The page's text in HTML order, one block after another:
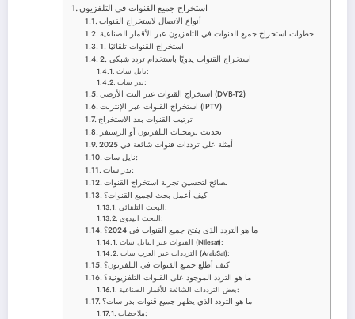
استخراج جميع القنوات في التلفزيون
أنواع الاتصال لاستخراج القنوات
خطوات استخراج جميع القنوات في التلفزيون عبر الأقمار الصناعية
1. استخراج القنوات تلقائيًا
2. استخراج القنوات يدويًا باستخدام تردد شبكي
نايل سات:
بدر سات:
استخراج القنوات عبر البث الأرضي (DVB-T2)
استخراج القنوات عبر الإنترنت (IPTV)
ترتيب القنوات بعد الاستخراج
تحديث برمجيات التلفزيون أو الرسيفر
أمثلة على ترددات قنوات شائعة في 2025
نايل سات:
بدر سات:
نصائح لتحسين تجربة استخراج القنوات
كيف أعمل بحث لجميع القنوات؟
البحث التلقائي:
البحث اليدوي:
ما هو التردد الذي يفتح جميع القنوات في 2024؟
القنوات عبر النايل سات (Nilesat):
الترددات عبر العرب سات (ArabSat):
كيف أطلع جميع القنوات في التلفزيون؟
ما هو التردد الموجود على القنوات التلفزيونية؟
بعض الترددات الشائعة للأقمار الصناعية:
ما هو التردد الذي يظهر جميع قنوات بدر سات؟
ملاحظات: